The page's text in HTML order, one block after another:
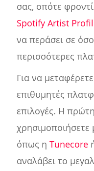
σας, οπότε
Spotify Artist
να περάσει σε
περισσότερες
Για να
επιθυμητές
επιλογές. Η
χρησιμοποιήσετε
όπως η Tunecore
αναλάβει το